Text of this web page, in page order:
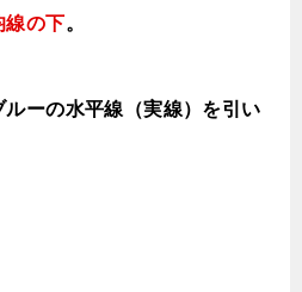
線の下。
ーの水平線（実線）を引い